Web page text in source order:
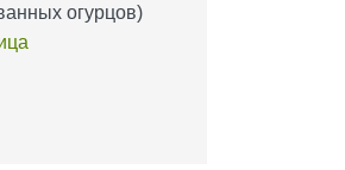
огурцов)